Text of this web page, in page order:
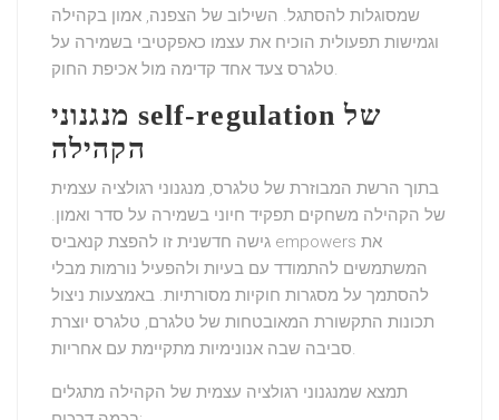
שמסוגלות להסתגל. השילוב של הצפנה, אמון בקהילה
וגמישות תפעולית הוכיח את עצמו כאפקטיבי בשמירה על
טלגרס צעד אחד קדימה מול אכיפת החוק.
מנגנוני self-regulation של
הקהילה
בתוך הרשת המבוזרת של טלגרס, מנגנוני רגולציה עצמית
של הקהילה משחקים תפקיד חיוני בשמירה על סדר ואמון.
גישה חדשנית זו להפצת קנאביס
empowers את
המשתמשים להתמודד עם בעיות ולהפעיל נורמות מבלי
להסתמך על מסגרות חוקיות מסורתיות. באמצעות ניצול
תכונות התקשורת המאובטחות של טלגרם, טלגרס יוצרת
סביבה שבה אנונימיות מתקיימת עם אחריות .
תמצא שמנגנוני רגולציה עצמית של הקהילה מתגלים